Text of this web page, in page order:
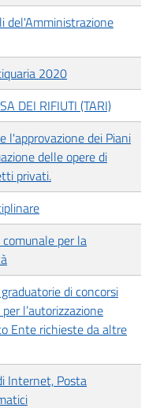
del'Amministrazione
2020
DEI RIFIUTI (TARI)
l'approvazione dei Piani
delle opere di
privati.
per la
di concorsi
l’autorizzazione
Ente richieste da altre
Internet, Posta